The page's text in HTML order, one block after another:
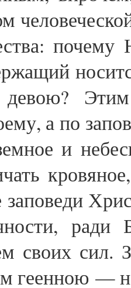
девою?
а по
и
ради
своих сил.
геенною —